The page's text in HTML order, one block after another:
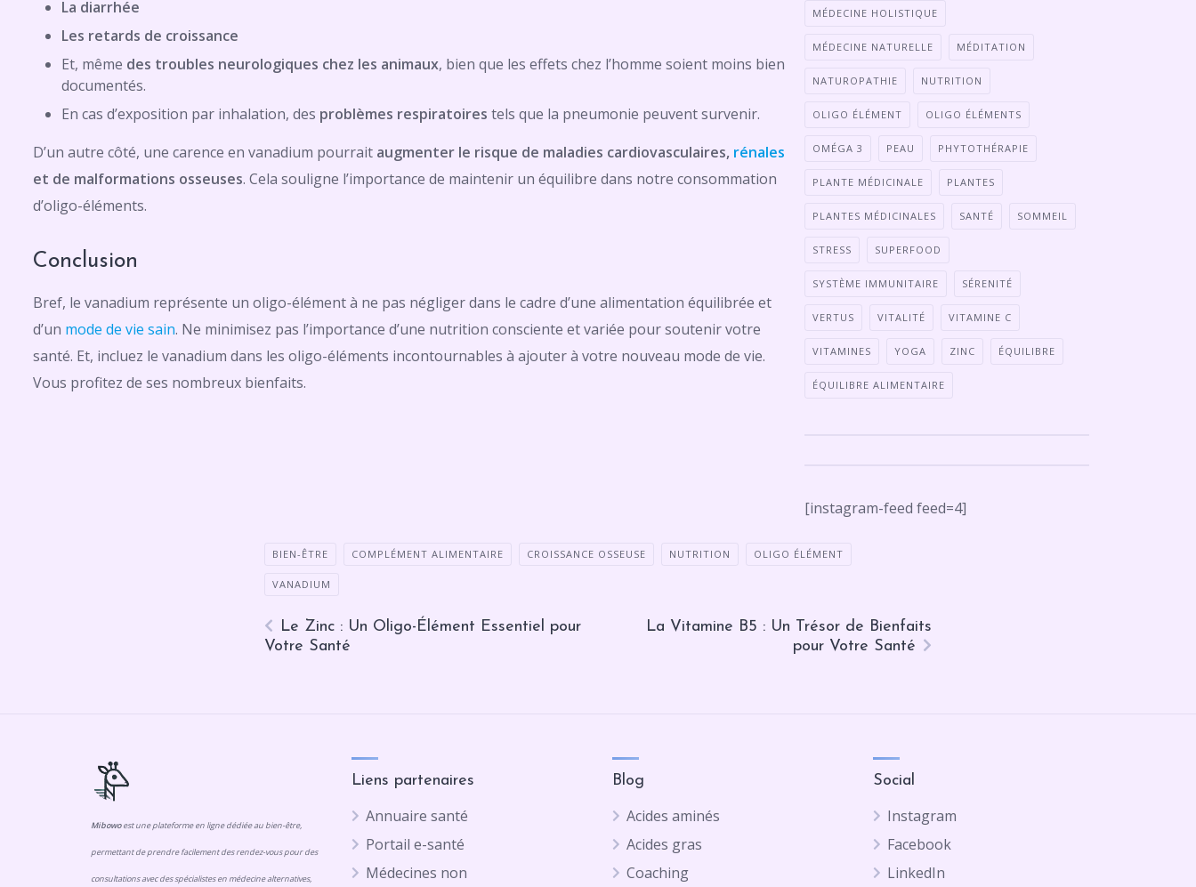
La diarrhée
Les retards de croissance
Et, même des troubles neurologiques chez les animaux, bien que les effets chez l’homme soient moins bien
documentés.
En cas d’exposition par inhalation, des problèmes respiratoires tels que la pneumonie peuvent survenir.
D’un autre côté, une carence en vanadium pourrait augmenter le risque de maladies cardiovasculaires, rénales
et de malformations osseuses. Cela souligne l’importance de maintenir un équilibre dans notre consommation
d’oligo-éléments.
Conclusion
Bref, le vanadium représente un oligo-élément à ne pas négliger dans le cadre d’une alimentation équilibrée et
d’un mode de vie sain. Ne minimisez pas l’importance d’une nutrition consciente et variée pour soutenir votre
santé. Et, incluez le vanadium dans les oligo-éléments incontournables à ajouter à votre nouveau mode de vie.
Vous profitez de ses nombreux bienfaits.
MÉDECINE HOLISTIQUE
MÉDECINE NATURELLE MÉDITATION
NATUROPATHIE NUTRITION
OLIGO ÉLÉMENT OLIGO ÉLÉMENTS
OMÉGA 3 PEAU PHYTOTHÉRAPIE
PLANTE MÉDICINALE PLANTES
PLANTES MÉDICINALES SANTÉ SOMMEIL
STRESS SUPERFOOD
SYSTÈME IMMUNITAIRE SÉRENITÉ
VERTUS VITALITÉ VITAMINE C
VITAMINES YOGA ZINC ÉQUILIBRE
ÉQUILIBRE ALIMENTAIRE
[instagram-feed feed=4]
BIEN-ÊTRE COMPLÉMENT ALIMENTAIRE CROISSANCE OSSEUSE NUTRITION OLIGO ÉLÉMENT
VANADIUM
Le Zinc : Un Oligo-Élément Essentiel pour
Votre Santé
La Vitamine B5 : Un Trésor de Bienfaits
pour Votre Santé
Mibowoest une plateforme en ligne dédiée au bien-être,
permettant de prendre facilement des rendez-vous pour des
consultations avec des spécialistes en médecine alternatives,
Liens partenaires
Annuaire santé
Portail e-santé
Médecines non
Blog
Acides aminés
Acides gras
Coaching
Social
Instagram
Facebook
LinkedIn